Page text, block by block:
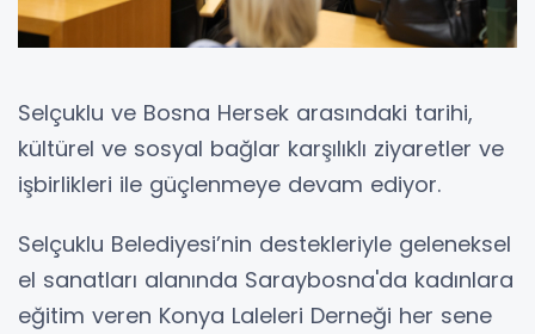
Selçuklu ve Bosna Hersek arasındaki tarihi,
kültürel ve sosyal bağlar karşılıklı ziyaretler ve
işbirlikleri ile güçlenmeye devam ediyor.
Selçuklu Belediyesi’nin destekleriyle geleneksel
el sanatları alanında Saraybosna'da kadınlara
eğitim veren Konya Laleleri Derneği her sene